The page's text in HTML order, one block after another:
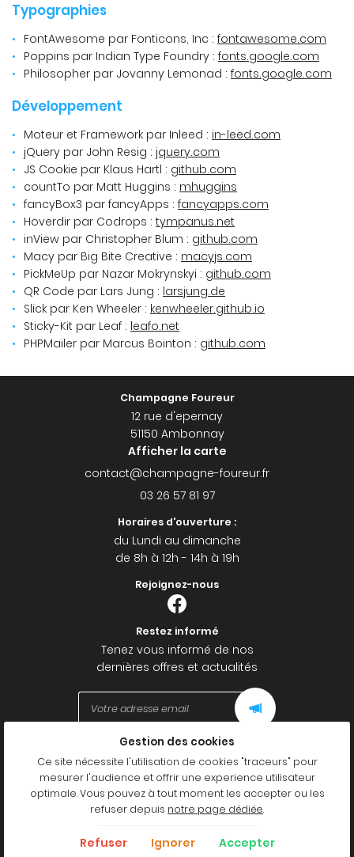
Avis
Actualités
Contact
INSCRIPTION
Typographies
FontAwesome par Fonticons, Inc :fontawesome.com
Poppins par Indian Type Foundry :fonts.google.com
Philosopher par Jovanny Lemonad :fonts.google.com
Développement
Moteur et Framework par Inleed : in-leed.com
jQuery par John Resig : jquery.com
JS Cookie par Klaus Hartl : github.com
countTo par Matt Huggins : mhuggins
fancyBox3 par fancyApps :fancyapps.com
Hoverdir par Codrops :tympanus.net
inView par Christopher Blum : github.com
Macy par Big Bite Creative : macyjs.com
PickMeUp par Nazar Mokrynskyi : github.com
QR Code par Lars Jung : larsjung.de
Slick par Ken Wheeler : kenwheeler.github.io
Sticky-Kit par Leaf : leafo.net
PHPMailer par Marcus Bointon : github.com
Champagne Foureur
12 rue d'epernay
51150 Ambonnay
Afficher la carte
03 26 57 81 97
Horaires d'ouverture :
du Lundi au dimanche
de 8h à 12h - 14h à 19h
Rejoignez-nous
Restez informé
Tenez vous informé de nos
dernières offres et actualités
Mentions Légales
Conditions générales d'utilisation
Politique de confidentialité
Gestion des cookies
Gestion des cookies
Ce site nécessite l'utilisation de cookies "traceurs" pour
mesurer l'audience et offrir une experience utilisateur
optimale. Vous pouvez à tout moment les accepter ou les
refuser depuis notre page dédiée.
Refuser Ignorer Accepter